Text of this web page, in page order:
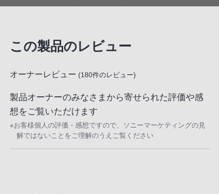
この製品のレビュー
オーナーレビュー (180件のレビュー)
製品オーナーのみなさまから寄せられた評価や感
想をご覧いただけます
※お客様個人の評価・感想ですので、ソニーマーケティングの見
解ではないことをご理解のうえご覧ください